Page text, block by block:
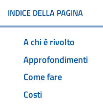
INDICE DELLA PAGINA
A chi è rivolto
Approfondimenti
Come fare
Costi